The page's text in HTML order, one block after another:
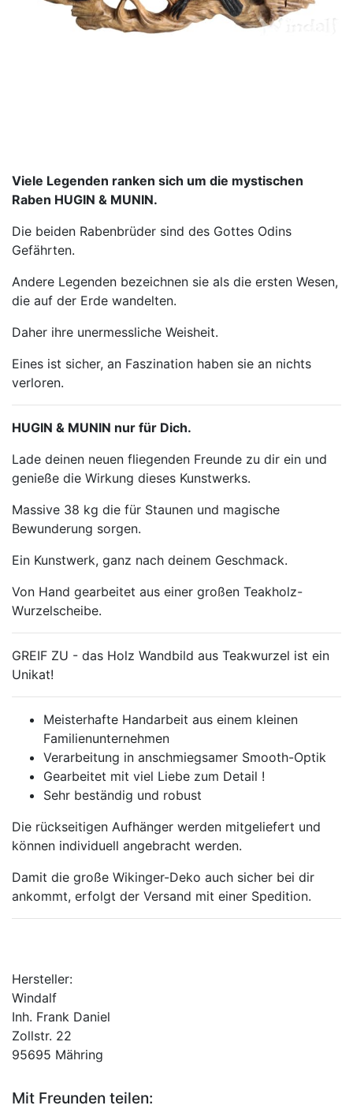
Viele Legenden ranken sich um die mystischen
Raben HUGIN & MUNIN.
Die beiden Rabenbrüder sind des Gottes Odins
Gefährten.
Andere Legenden bezeichnen sie als die ersten Wesen,
die auf der Erde wandelten.
Daher ihre unermessliche Weisheit.
Eines ist sicher, an Faszination haben sie an nichts
verloren.
HUGIN & MUNIN nur für Dich.
Lade deinen neuen fliegenden Freunde zu dir ein und
genieße die Wirkung dieses Kunstwerks.
Massive 38 kg die für Staunen und magische
Bewunderung sorgen.
Ein Kunstwerk, ganz nach deinem Geschmack.
Von Hand gearbeitet aus einer großen Teakholz-
Wurzelscheibe.
GREIF ZU - das Holz Wandbild aus Teakwurzel ist ein
Unikat!
Meisterhafte Handarbeit aus einem kleinen
Familienunternehmen
Verarbeitung in anschmiegsamer Smooth-Optik
Gearbeitet mit viel Liebe zum Detail !
Sehr beständig und robust
Die rückseitigen Aufhänger werden mitgeliefert und
können individuell angebracht werden.
Damit die große Wikinger-Deko auch sicher bei dir
ankommt, erfolgt der Versand mit einer Spedition.
Hersteller:
Windalf
Inh. Frank Daniel
Zollstr. 22
95695 Mähring
Mit Freunden teilen: